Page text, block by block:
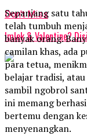
Don't Miss
Imlek & Valentine?
Sepanjang satu
telah tumbuh
banyak orang.
camilan khas, ada
para tetua,
belajar tradisi,
sambil ngobrol
ini memang
bertemu dengan
menyenangkan.